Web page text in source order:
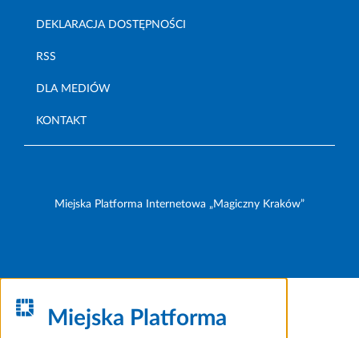
DEKLARACJA DOSTĘPNOŚCI
RSS
DLA MEDIÓW
KONTAKT
Miejska Platforma Internetowa „Magiczny Kraków”
Miejska Platforma